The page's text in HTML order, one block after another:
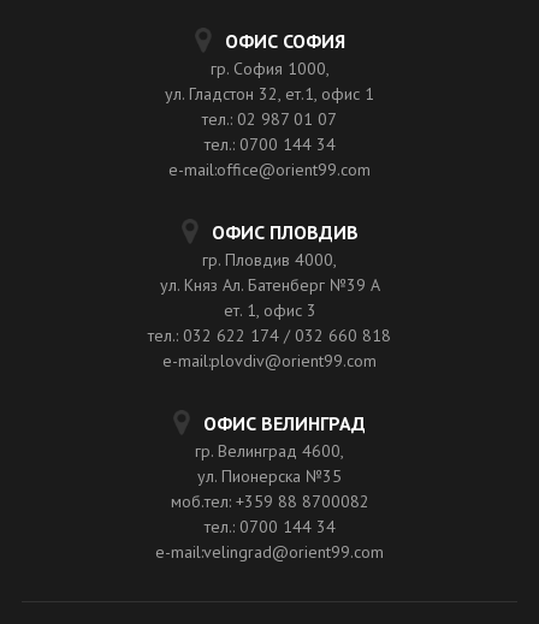
ОФИС СОФИЯ
гр. София 1000,
ул. Гладстон 32, ет.1, офис 1
тел.: 02 987 01 07
тел.: 0700 144 34
e-mail:office@orient99.com
ОФИС ПЛОВДИВ
гр. Пловдив 4000,
ул. Княз Ал. Батенберг №39 A
ет. 1, офис 3
тел.: 032 622 174 / 032 660 818
e-mail:plovdiv@orient99.com
ОФИС ВЕЛИНГРАД
гр. Велинград 4600,
ул. Пионерска №35
моб.тел: +359 88 8700082
тел.: 0700 144 34
e-mail:velingrad@orient99.com